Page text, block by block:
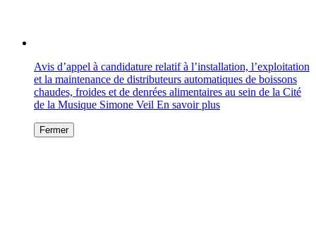
Avis d’appel à candidature relatif à l’installation, l’exploitation
et la maintenance de distributeurs automatiques de boissons
chaudes, froides et de denrées alimentaires au sein de la Cité
de la Musique Simone Veil En savoir plus
Fermer